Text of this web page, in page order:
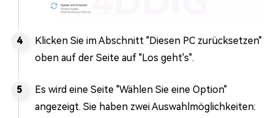
Klicken Sie im Abschnitt "Diesen PC zurücksetzen"
oben auf der Seite auf "Los geht's".
Es wird eine Seite "Wählen Sie eine Option"
angezeigt. Sie haben zwei Auswahlmöglichkeiten: